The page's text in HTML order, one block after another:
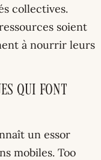
collectives.
soient
à nourrir leurs
qui font
un essor
mobiles. Too